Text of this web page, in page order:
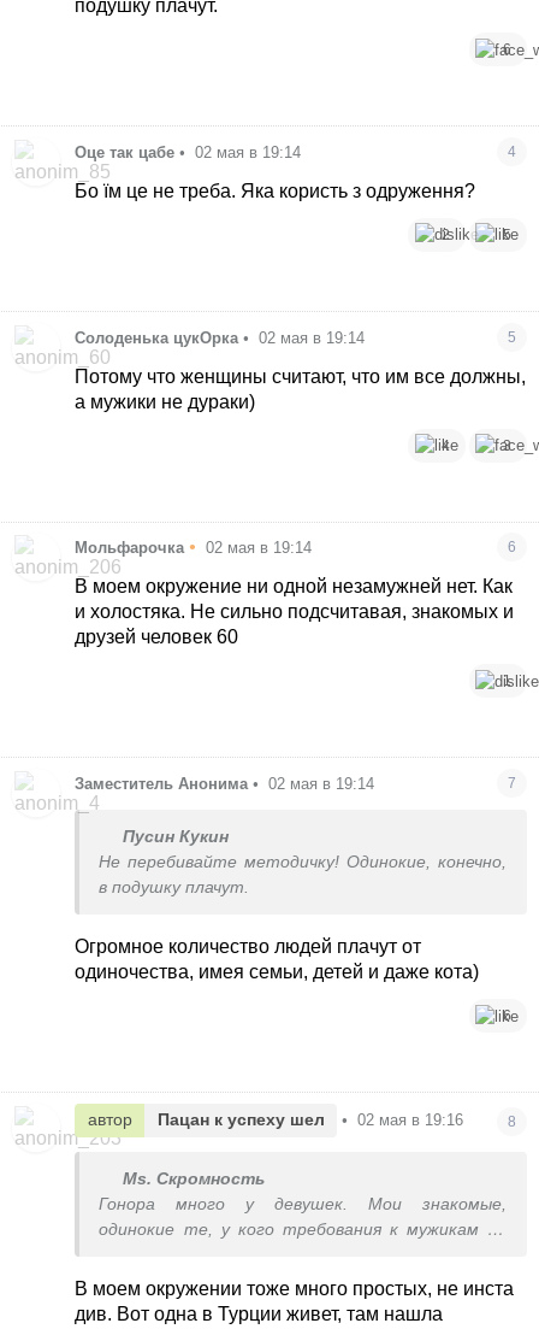
подушку плачут.
6
Оце так цабе • 02 мая в 19:14 4
Бо їм це не треба. Яка користь з одруження?
2 5
Солоденька цукОрка • 02 мая в 19:14 5
Потому что женщины считают, что им все должны,
а мужики не дураки)
4 3
Мольфарочка • 02 мая в 19:14 6
В моем окружение ни одной незамужней нет. Как
и холостяка. Не сильно подсчитавая, знакомых и
друзей человек 60
1
Заместитель Анонима • 02 мая в 19:14 7
Пусин Кукин
Не перебивайте методичку! Одинокие, конечно,
в подушку плачут.
Огромное количество людей плачут от
одиночества, имея семьи, детей и даже кота)
6
автор Пацан к успеху шел • 02 мая в 19:16 8
Ms. Скромность
Гонора много у девушек. Мои знакомые,
одинокие те, у кого требования к мужикам до
В моем окружении тоже много простых, не инста
див. Вот одна в Турции живет, там нашла